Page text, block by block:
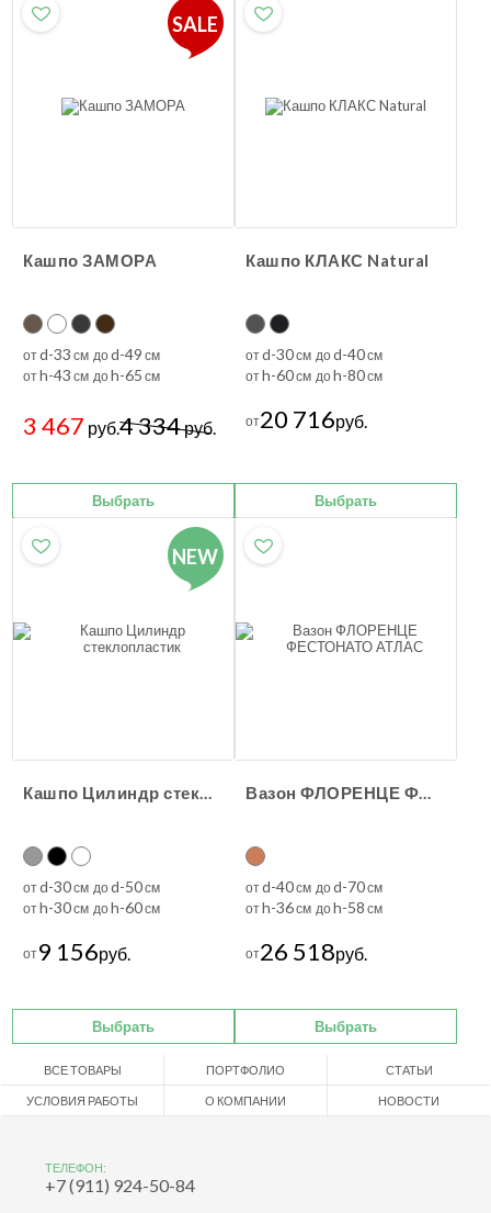
SALE
Кашпо ЗАМОРА
отd-33 см доd-49 см
отh-43 см доh-65 см
3 467 руб.4 334руб.
Выбрать
Кашпо КЛАКС Natural
отd-30см доd-40см
отh-60см доh-80см
от20 716руб.
Выбрать
NEW
Кашпо Цилиндр стеклопластик
отd-30см доd-50см
отh-30см доh-60см
от9 156руб.
Выбрать
Вазон ФЛОРЕНЦЕ ФЕСТОНАТО АТЛАС
отd-40см доd-70см
отh-36см доh-58 см
от26 518руб.
Выбрать
ВСЕ ТОВАРЫ ПОРТФОЛИО СТАТЬИ
УСЛОВИЯ РАБОТЫ О КОМПАНИИ НОВОСТИ
ТЕЛЕФОН:
+7 (911) 924-50-84